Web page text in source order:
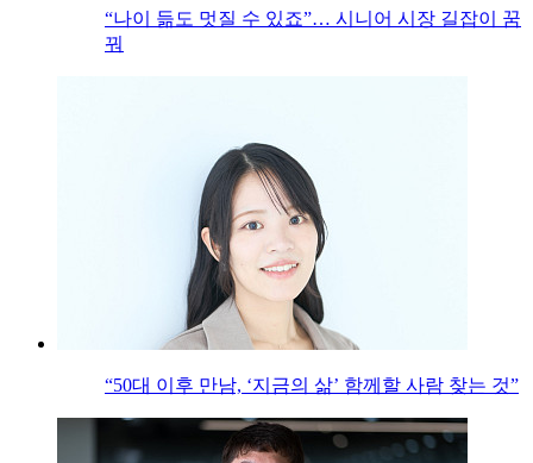
“나이 듦도 멋질 수 있죠”… 시니어 시장 길잡이 꿈
꿔
“50대 이후 만남, ‘지금의 삶’ 함께할 사람 찾는 것”